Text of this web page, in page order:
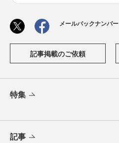
メールバックナンバー
記事掲載のご依頼
特集
記事